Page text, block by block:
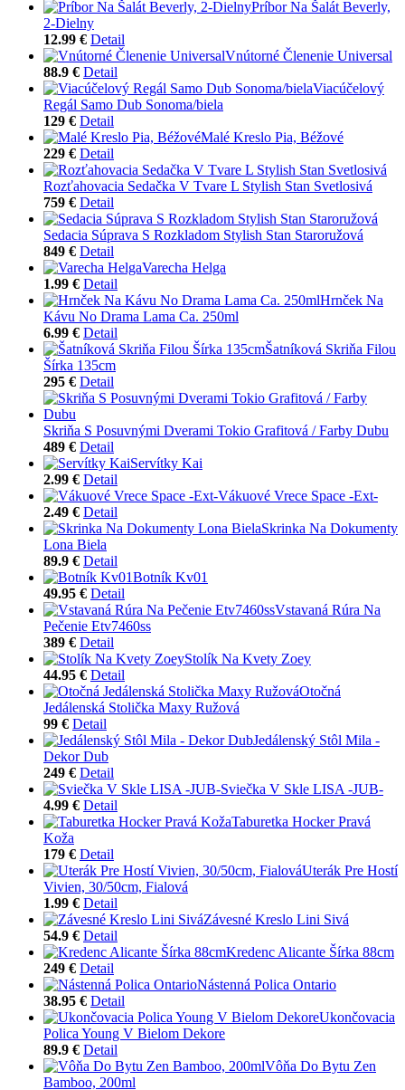
Príbor Na Šalát Beverly,
2-Dielny
12.99 € Detail
Vnútorné Členenie Universal
88.9 € Detail
Viacúčelový
Regál Samo Dub Sonoma/biela
129 € Detail
Malé Kreslo Pia, Béžové
229 € Detail
Rozťahovacia Sedačka V Tvare L Stylish Stan Svetlosivá
759 € Detail
Sedacia Súprava S Rozkladom Stylish Stan Staroružová
849 € Detail
Varecha Helga
1.99 € Detail
Hrnček Na
Kávu No Drama Lama Ca. 250ml
6.99 € Detail
Šatníková Skriňa Filou
Šírka 135cm
295 € Detail
Skriňa S Posuvnými Dverami Tokio Grafitová / Farby Dubu
489 € Detail
Servítky Kai
2.99 € Detail
Vákuové Vrece Space -Ext-
2.49 € Detail
Skrinka Na Dokumenty
Lona Biela
89.9 € Detail
Botník Kv01
49.95 € Detail
Vstavaná Rúra Na
Pečenie Etv7460ss
389 € Detail
Stolík Na Kvety Zoey
44.95 € Detail
Otočná
Jedálenská Stolička Maxy Ružová
99 € Detail
Jedálenský Stôl Mila -
Dekor Dub
249 € Detail
Sviečka V Skle LISA -JUB-
4.99 € Detail
Taburetka Hocker Pravá
Koža
179 € Detail
Uterák Pre Hostí
Vivien, 30/50cm, Fialová
1.99 € Detail
Závesné Kreslo Lini Sivá
54.9 € Detail
Kredenc Alicante Šírka 88cm
249 € Detail
Nástenná Polica Ontario
38.95 € Detail
Ukončovacia
Polica Young V Bielom Dekore
89.9 € Detail
Vôňa Do Bytu Zen
Bamboo, 200ml